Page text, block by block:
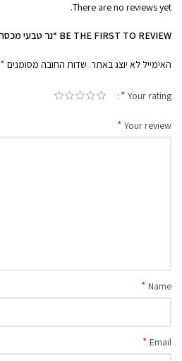
There are no reviews yet.
BE THE FIRST TO REVIEW “נר טבעי מכסה שקוף 200 מ״ל PINK”
האימייל לא יוצג באתר. שדות החובה מסומנים *
Your rating
*
Your review
*
Name
*
Email
*